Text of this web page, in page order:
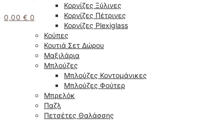
0,00 € 0
Κορνίζες Ξύλινες
Κορνίζες Πέτρινες
Κορνίζες Plexiglass
Κούπες
Κουτιά Σετ Δώρου
Μαξιλάρια
Μπλούζες
Μπλούζες Κοντομάνικες
Μπλούζες Φούτερ
Μπρελόκ
Παζλ
Πετσέτες Θαλάσσης